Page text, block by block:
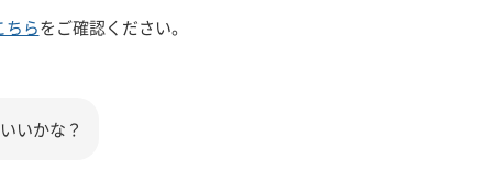
ちらをご確認ください。
いかな？